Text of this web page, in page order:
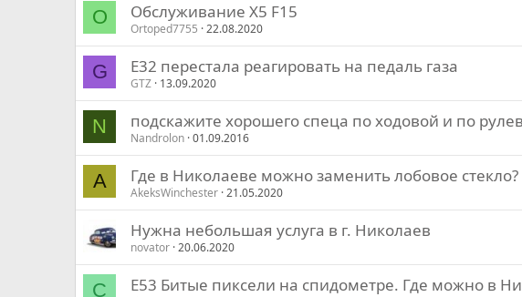
O Обслуживание Х5 F15
Ortoped7755 22.08.2020
G Е32 перестала реагировать на педаль газа
GTZ 13.09.2020
N подскажите хорошего спеца по ходовой и по
Nandrolon 01.09.2016
A Где в Николаеве можно заменить лобовое стекло?
AkeksWinchester 21.05.2020
Нужна небольшая услуга в г. Николаев
novator 20.06.2020
C E53 Битые пиксели на спидометре. Где можно в